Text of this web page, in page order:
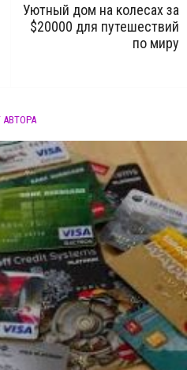
Уютный дом на колесах за
$20000 для путешествий
по миру